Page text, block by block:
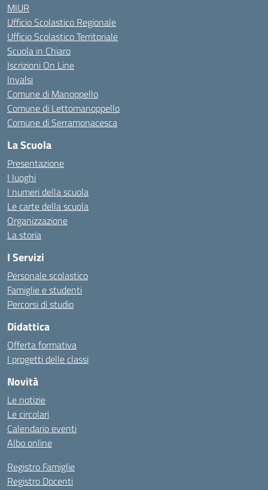
MIUR
Ufficio Scolastico Regionale
Ufficio Scolastico Territoriale
Scuola in Chiaro
Iscrizioni On Line
Invalsi
Comune di Manoppello
Comune di Lettomanoppello
Comune di Serramonacesca
La Scuola
Presentazione
I luoghi
I numeri della scuola
Le carte della scuola
Organizzazione
La storia
I Servizi
Personale scolastico
Famiglie e studenti
Percorsi di studio
Didattica
Offerta formativa
I progetti delle classi
Novità
Le notizie
Le circolari
Calendario eventi
Albo online
Registro Famiglie
Registro Docenti